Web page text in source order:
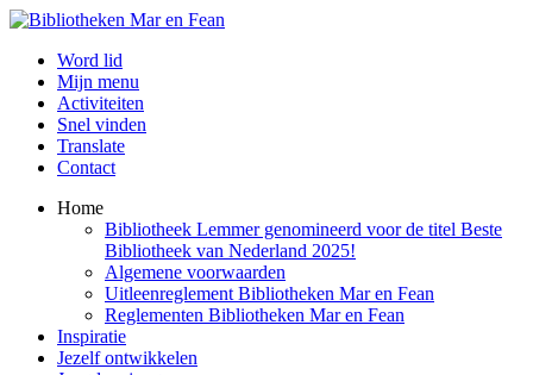
Word lid
Mijn menu
Activiteiten
Snel vinden
Translate
Contact
Home
Bibliotheek Lemmer genomineerd voor de titel Beste
Bibliotheek van Nederland 2025!
Algemene voorwaarden
Uitleenreglement Bibliotheken Mar en Fean
Reglementen Bibliotheken Mar en Fean
Inspiratie
Jezelf ontwikkelen